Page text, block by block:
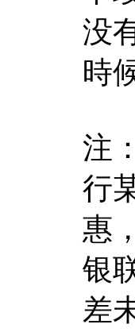
没
時
注
行
惠
银
差